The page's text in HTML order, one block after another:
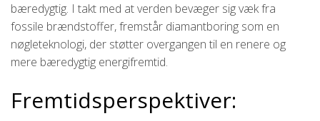
bæredygtig. I takt med at verden bevæger sig væk fra
fossile brændstoffer, fremstår diamantboring som en
nøgleteknologi, der støtter overgangen til en renere og
mere bæredygtig energifremtid.
Fremtidsperspektiver: